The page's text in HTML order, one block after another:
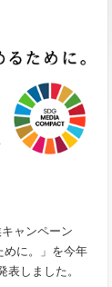
ャンペーン
めに。」を今年
しました。